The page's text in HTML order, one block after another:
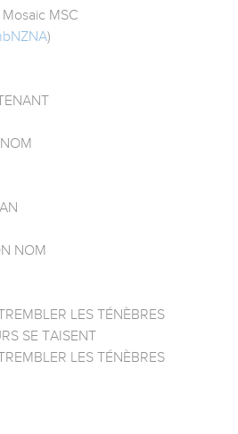
MSC
)
NOM
LES TÉNÈBRES
SE TAISENT
LES TÉNÈBRES